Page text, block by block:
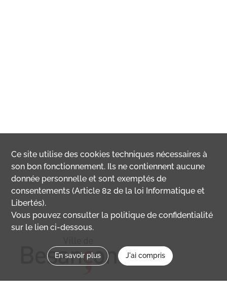
Ce site utilise descookies techniques nécessaires à
son bon fonctionnement. Ils ne contiennent aucune
donnée personnelle et sont exemptés de
consentements (Article 82 de la loi Informatique et
Libertés).
Vous pouvez consulter la politique de confidentialité
sur le lien ci-dessous.
En savoir plus J'ai compris